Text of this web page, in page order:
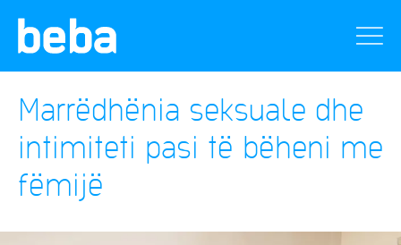
Marrëdhënia seksuale dhe
intimiteti pasi të bëheni me
fëmijë